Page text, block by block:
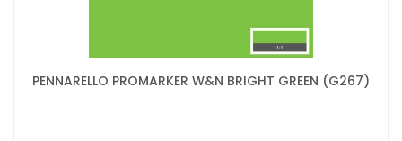
PENNARELLO PROMARKER W&N BRIGHT GREEN (G267)